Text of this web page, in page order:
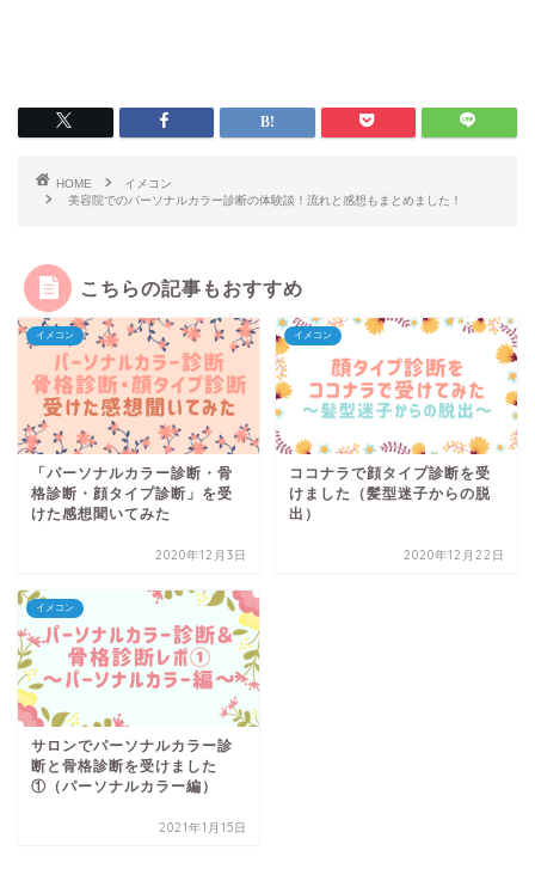
HOME
イメコン
美容院でのパーソナルカラー診断の体験談！流れと感想もまとめました！
こちらの記事もおすすめ
イメコン
「パーソナルカラー診断・骨
格診断・顔タイプ診断」を受
けた感想聞いてみた
2020年12月3日
イメコン
ココナラで顔タイプ診断を受
けました（髪型迷子からの脱
出）
2020年12月22日
イメコン
サロンでパーソナルカラー診
断と骨格診断を受けました
①（パーソナルカラー編）
2021年1月15日